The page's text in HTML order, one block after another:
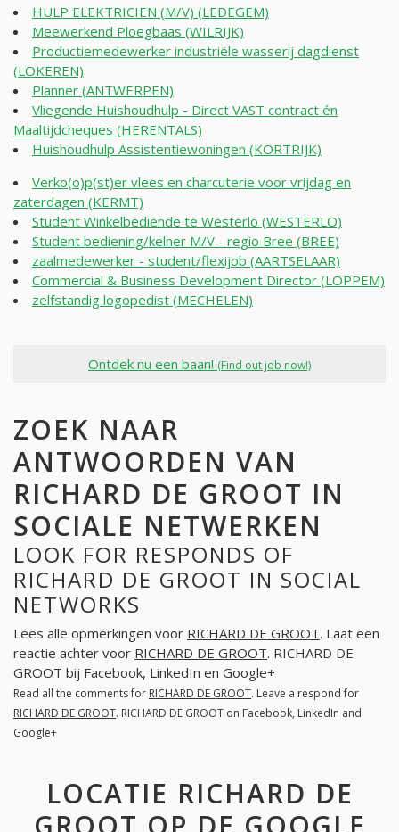
HULP ELEKTRICIEN (M/V) (LEDEGEM)
Meewerkend Ploegbaas (WILRIJK)
Productiemedewerker industriële wasserij dagdienst
(LOKEREN)
Planner (ANTWERPEN)
Vliegende Huishoudhulp - Direct VAST contract én
Maaltijdcheques (HERENTALS)
Huishoudhulp Assistentiewoningen (KORTRIJK)
Verko(o)p(st)er vlees en charcuterie voor vrijdag en
zaterdagen (KERMT)
Student Winkelbediende te Westerlo (WESTERLO)
Student bediening/kelner M/V - regio Bree (BREE)
zaalmedewerker - student/flexijob (AARTSELAAR)
Commercial & Business Development Director (LOPPEM)
zelfstandig logopedist (MECHELEN)
Ontdek nu een baan! (Find out job now!)
ZOEK NAAR
ANTWOORDEN VAN
RICHARD DE GROOT IN
SOCIALE NETWERKEN
LOOK FOR RESPONDS OF
RICHARD DE GROOT IN SOCIAL
NETWORKS
Lees alle opmerkingen voor RICHARD DE GROOT. Laat een
reactie achter voor RICHARD DE GROOT. RICHARD DE
GROOT bij Facebook, LinkedIn en Google+
Read all the comments for RICHARD DE GROOT. Leave a respond for
RICHARD DE GROOT. RICHARD DE GROOT on Facebook, LinkedIn and
Google+
LOCATIE RICHARD DE